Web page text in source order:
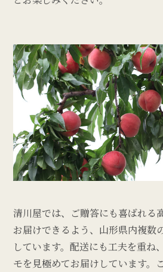
清川屋では、ご贈答にも喜ばれる
お届けできるよう、山形県内複数
しています。配送にも工夫を重ね
モを見極めてお届けしています。